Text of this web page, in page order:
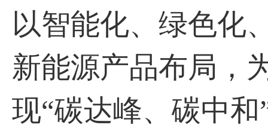
以智能化、绿色化
新能源产品布局，
现“碳达峰、碳中和